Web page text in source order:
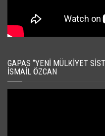
GAPAS “YENI MÜLKIYET
İSMAIL ÖZCAN